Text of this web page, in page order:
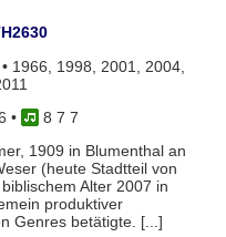
1966, 1998, 2001, 2004,
•
8 7 7
1909 in Blumenthal an
(heute Stadtteil von
Alter 2007 in
produktiver
Genres betätigte. [...]